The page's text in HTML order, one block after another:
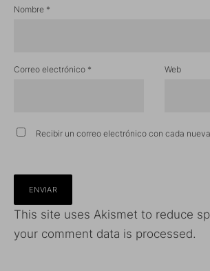
Nombre *
Correo electrónico * Web
Recibir un correo electrónico con cada
This site uses Akismet to reduce
your comment data is processed.